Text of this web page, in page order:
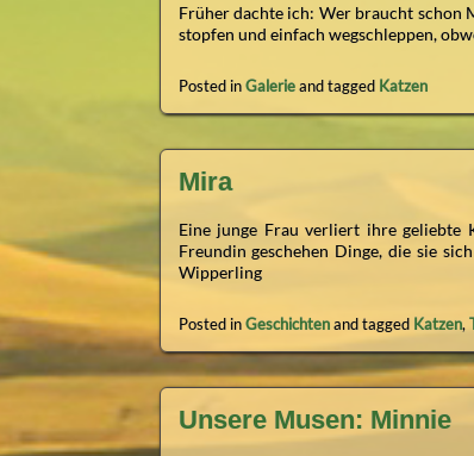
Früher dachte ich: Wer braucht schon
stopfen und einfach wegschleppen,
Posted inGalerieand tagged Katzen
Mira
Eine junge Frau verliert ihre geliebte
Freundin geschehen Dinge, die sie
Wipperling
Posted inGeschichtenand tagged Katzen,
Unsere Musen: Minnie